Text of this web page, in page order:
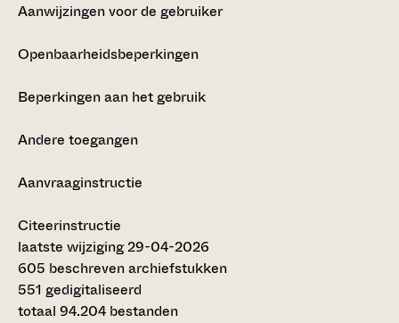
Aanwijzingen voor de gebruiker
Openbaarheidsbeperkingen
Beperkingen aan het gebruik
Andere toegangen
Aanvraaginstructie
Citeerinstructie
laatste wijziging 29-04-2026
605 beschreven archiefstukken
551 gedigitaliseerd
totaal 94.204 bestanden